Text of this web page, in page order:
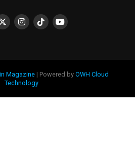
Magazine | Powered byOWH Cloud
Technology